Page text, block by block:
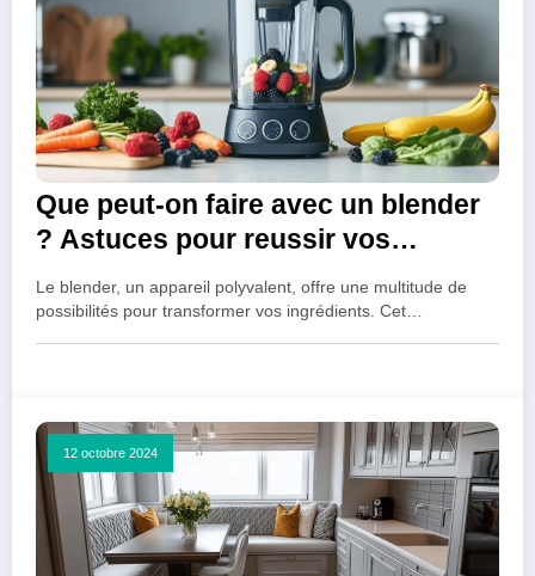
Que peut-on faire avec un blender
? Astuces pour reussir vos
preparations de legumes haches
Le blender, un appareil polyvalent, offre une multitude de
possibilités pour transformer vos ingrédients. Cet…
12 octobre 2024